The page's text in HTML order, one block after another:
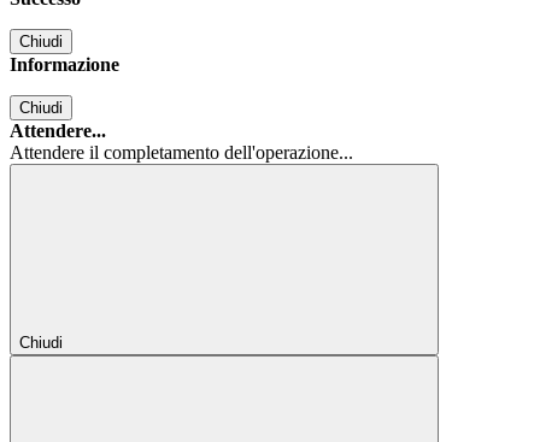
Chiudi
Informazione
Chiudi
Attendere...
Attendere il completamento dell'operazione...
Chiudi